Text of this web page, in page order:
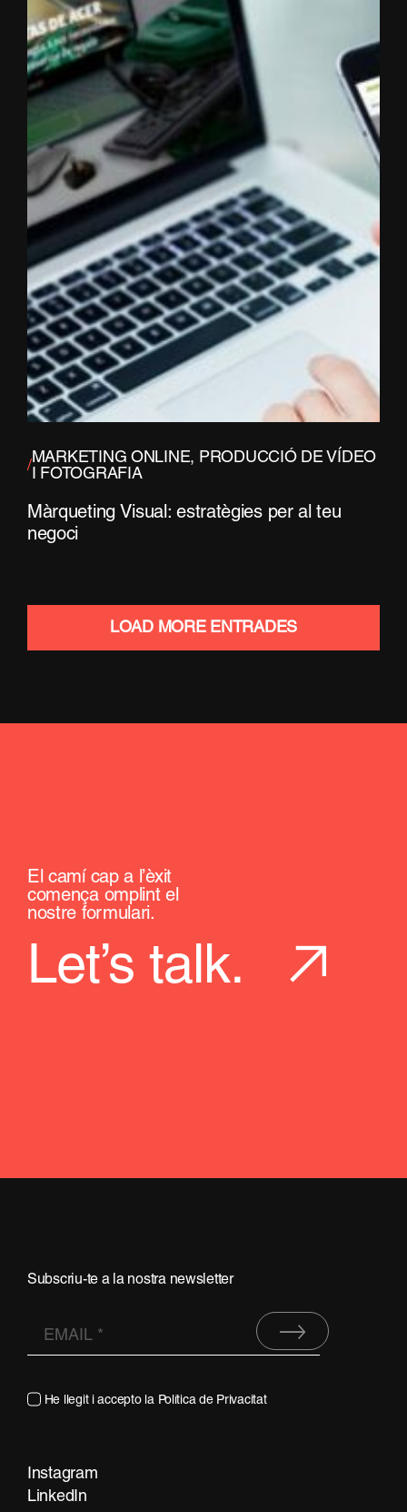
/
MARKETING ONLINE, PRODUCCIÓ DE VÍDEO
I FOTOGRAFIA
Màrqueting Visual: estratègies per al teu
negoci
LOAD MORE ENTRADES
El camí cap a l’èxit
comença omplint el
nostre formulari.
Let’s talk.
Subscriu-te a la nostra newsletter
He llegit i accepto la Política de Privacitat
Instagram
LinkedIn